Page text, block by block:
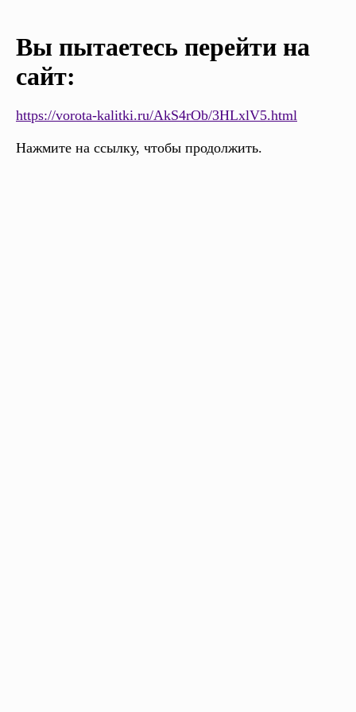
Вы пытаетесь перейти на
сайт:
https://vorota-kalitki.ru/AkS4rOb/3HLxlV5.html
Нажмите на ссылку, чтобы продолжить.